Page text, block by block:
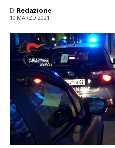
Di Redazione
10 MARZO 2021